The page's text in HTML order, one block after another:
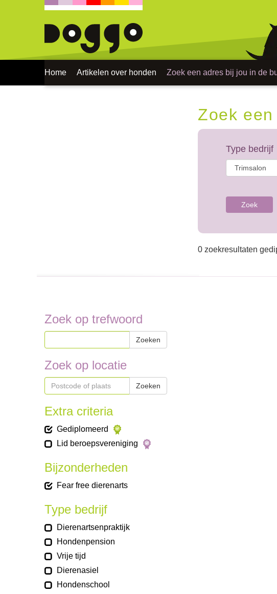
Home Artikelen over honden Zoek een adres bij jou in de
Zoek
Type bedrijf
Zoek
0 zoekresultaten
Zoek op trefwoord
Zoeken
Zoek op locatie
Zoeken
Extra criteria
Gediplomeerd
Lid beroepsvereniging
Bijzonderheden
Fear free dierenarts
Type bedrijf
Dierenartsenpraktijk
Hondenpension
Vrije tijd
Dierenasiel
Hondenschool